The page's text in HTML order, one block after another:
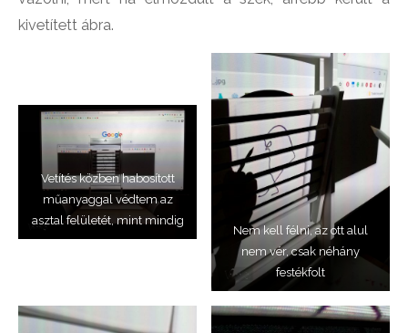
kivetített ábra.
Vetítés közben habosított
műanyaggal védtem az
asztal felületét, mint mindig
Nem kell félni, az ott alul
nem vér, csak néhány
festékfolt